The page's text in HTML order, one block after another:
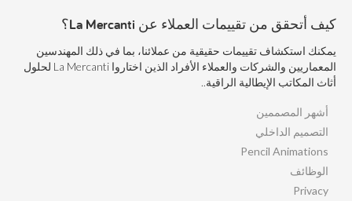
كيف أتحقق من تقييمات العملاء عن La Mercanti؟
يمكنك استكشاف تقييمات حقيقية من عملائنا، بما في ذلك المهندسين
المعماريين والشركات والعملاء الأفراد الذين اختاروا La Mercanti لحلول
أثاث المكاتب الإيطالية الراقية..
أشهر المصممين
التصميم الداخلي
Pencil Animations
الوظائف
Privacy